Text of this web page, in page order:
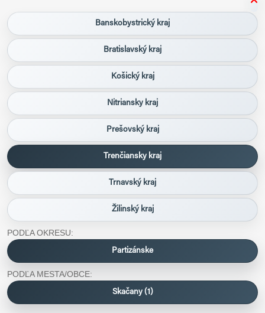
Banskobystrický kraj
Bratislavský kraj
Košický kraj
Nitriansky kraj
Prešovský kraj
Trenčiansky kraj
Trnavský kraj
Žilinský kraj
PODĽA OKRESU:
Partizánske
PODĽA MESTA/OBCE:
Skačany (1)